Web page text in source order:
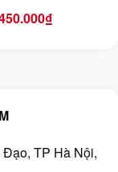
₫
Đạo, TP Hà Nội,